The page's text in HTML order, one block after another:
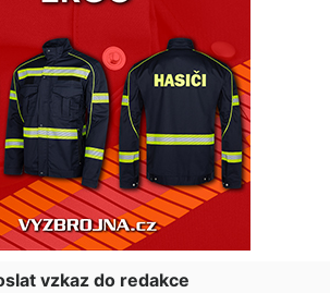
vzkaz do redakce